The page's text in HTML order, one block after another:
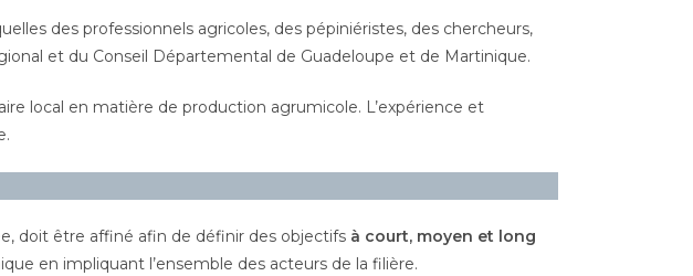
des professionnels agricoles, des pépiniéristes, des chercheurs,
et du Conseil Départemental de Guadeloupe et de Martinique.
local en matière de production agrumicole. L’expérience et
doit être affiné afin de définir des objectifs à court, moyen et long
en impliquant l’ensemble des acteurs de la filière.